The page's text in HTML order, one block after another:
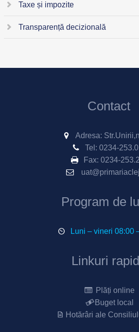
Taxe și impozite
Transparență decizională
Contact
Adresa:
Tel: 0234-
Fax: 0234-
Program de
Luni – vineri 08:00
Linkuri
Plăți online
Buget local
Hotărâri ale